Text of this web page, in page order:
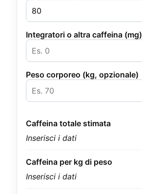
Integratori o altra caffeina (mg)
Peso corporeo (kg, opzionale)
Caffeina totale stimata
Inserisci i dati
Caffeina per kg di peso
Inserisci i dati